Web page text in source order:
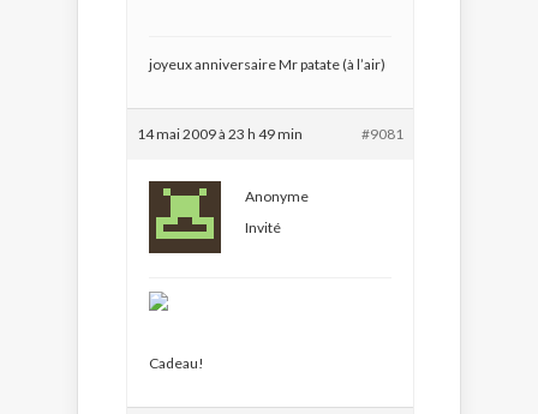
joyeux anniversaire Mr patate (à l’air)
14 mai 2009 à 23 h 49 min #9081
Anonyme
Invité
Cadeau!